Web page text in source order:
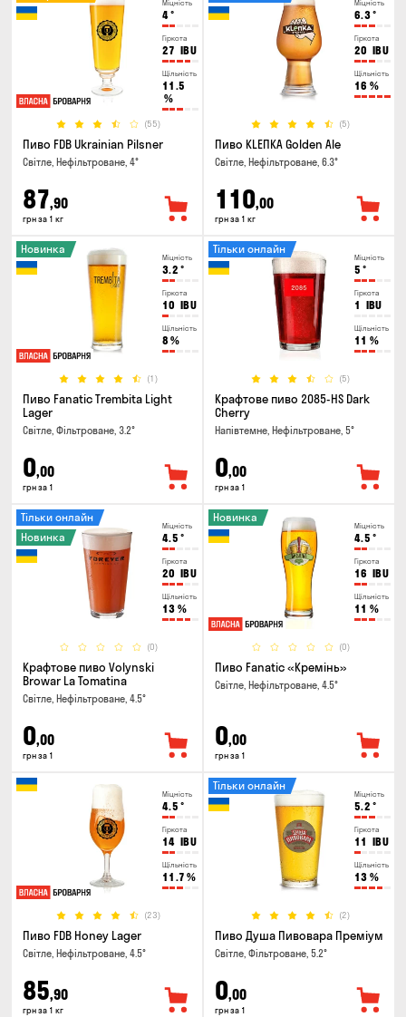
Міцність
4°
Гіркота
27 IBU
Щільність
11.5
%
(55)
Пиво FDB Ukrainian Pilsner
Світле, Нефільтроване, 4°
87,90
грн за 1 кг
Міцність
6.3°
Гіркота
20 IBU
Щільність
16 %
(5)
Пиво KLEПКА Golden Ale
Світле, Нефільтроване, 6.3°
110,00
грн за 1 кг
Міцність
3.2 °
Гіркота
10 IBU
Щільність
8 %
(1)
Новинка
Пиво Fanatic Trembita Light
Lager
Світле, Фільтроване, 3.2°
0,00
грн за 1
Міцність
5 °
Гіркота
1 IBU
Щільність
11 %
(5)
Тільки онлайн
Крафтове пиво 2085-HS Dark
Cherry
Напівтемне, Нефільтроване, 5°
0,00
грн за 1
Міцність
4.5 °
Гіркота
20 IBU
Щільність
13 %
(0)
Тільки онлайн
Новинка
Крафтове пиво Volynski
Browar La Tomatina
Світле, Нефільтроване, 4.5°
0,00
грн за 1
Міцність
4.5 °
Гіркота
16 IBU
Щільність
11 %
(0)
Новинка
Пиво Fanatic «Кремінь»
Світле, Нефільтроване, 4.5°
0,00
грн за 1
Міцність
4.5 °
Гіркота
14 IBU
Щільність
11.7 %
(23)
Пиво FDB Honey Lager
Світле, Нефільтроване, 4.5°
85,90
грн за 1 кг
Міцність
5.2 °
Гіркота
11 IBU
Щільність
13 %
(2)
Тільки онлайн
Пиво Душа Пивовара Преміум
Світле, Фільтроване, 5.2°
0,00
грн за 1